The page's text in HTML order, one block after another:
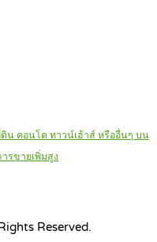
น คอนโด ทาวน์เฮ้าส์ หรืออื่นๆ บน
ารขายเพิ่มสูง
Reserved.